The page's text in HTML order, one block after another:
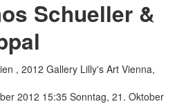
Schueller &
, 2012 Gallery Lilly's Art Vienna,
2012 15:35 Sonntag, 21. Oktober